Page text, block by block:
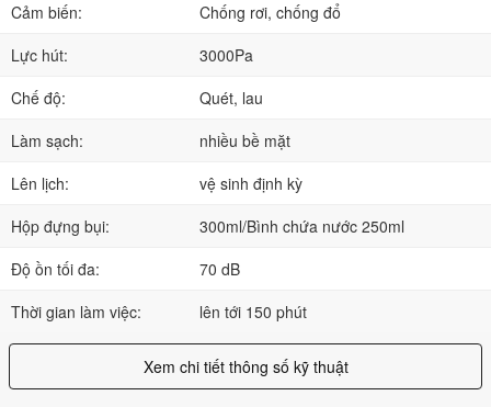
Cảm biến:
Chống rơi, chống đổ
Lực hút:
3000Pa
Chế độ:
Quét, lau
Làm sạch:
nhiều bề mặt
Lên lịch:
vệ sinh định kỳ
Hộp đựng bụi:
300ml/Bình chứa nước 250ml
Độ ồn tối đa:
70 dB
Thời gian làm việc:
lên tới 150 phút
Xem chi tiết thông số kỹ thuật